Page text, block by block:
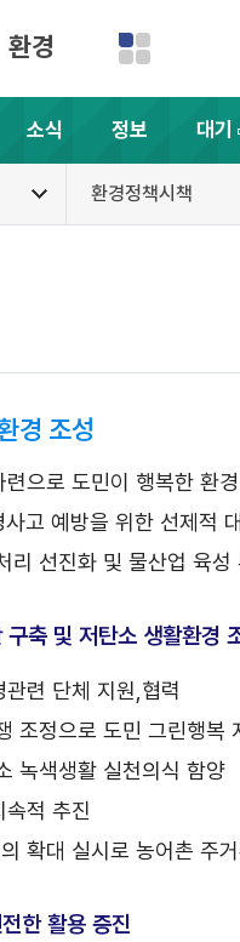
환경
소식 정보
대기
환경정책시책
경 조성
으로 도민이 행복한 환
고 예방을 위한 선제적
리 선진화 및 물산업 육성
축 및 저탄소 생활환경
련 단체 지원,협력
조정으로 도민 그린행복
녹색생활 실천의식 함양
속적 추진
확대 실시로 농어촌 주
한 활용 증진